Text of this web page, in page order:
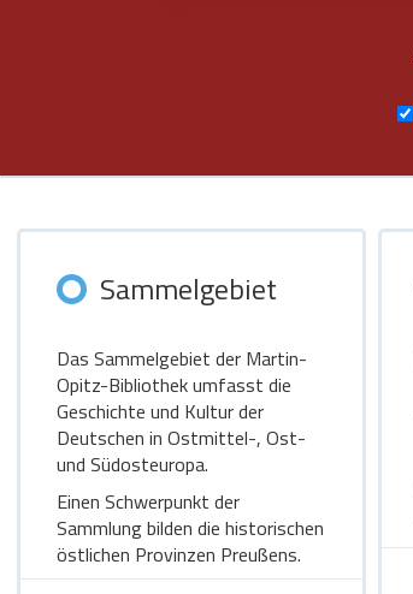
Sammelgebiet
Das Sammelgebiet der Martin-
Opitz-Bibliothek umfasst die
Geschichte und Kultur der
Deutschen in Ostmittel-, Ost-
und Südosteuropa.
Einen Schwerpunkt der
Sammlung bilden die historischen
östlichen Provinzen Preußens.